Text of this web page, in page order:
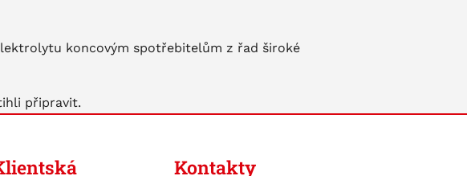
koncovým spotřebitelům z řad široké
připravit.
Kontakty